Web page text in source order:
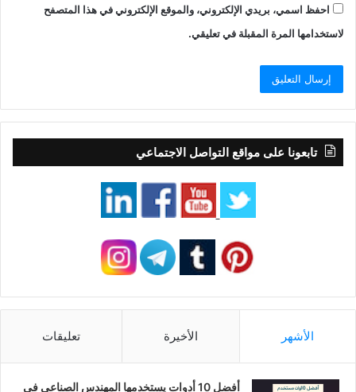
احفظ اسمي، بريدي الإلكتروني، والموقع الإلكتروني في هذا المتصفح
لاستخدامها المرة المقبلة في تعليقي.
تابعونا على مواقع التواصل الاجتماعي
الأشهر الأخيرة تعليقات
أفضل 10 أدوات يستخدمها المهندس الصناعي في